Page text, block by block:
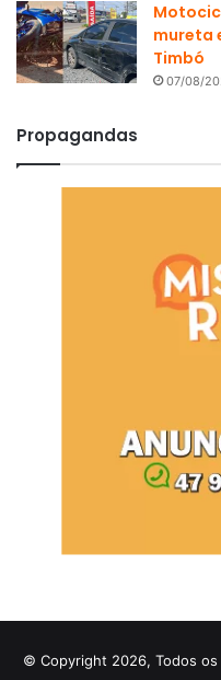
mureta
Timbó
07/08/
Propagandas
© Copyright 2026, Todos